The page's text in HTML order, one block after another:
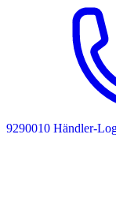
9290010 Händler-